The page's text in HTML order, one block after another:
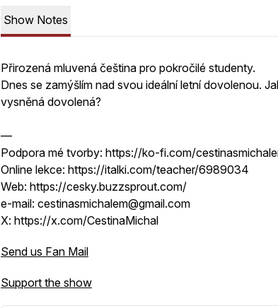
Show Notes
Přirozená mluvená čeština pro pokročilé studenty.
Dnes se zamýšlím nad svou ideální letní dovolenou.
vysněná dovolená?
—
Podpora mé tvorby: https://ko-fi.com/
Online lekce: https://italki.com/teacher/6989034
Web: https://cesky.buzzsprout.com/
e-mail: cestinasmichalem@gmail.com
X: https://x.com/CestinaMichal
Send us Fan Mail
Support the show